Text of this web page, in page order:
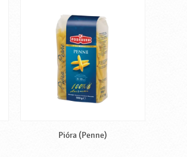
Pióra (Penne)